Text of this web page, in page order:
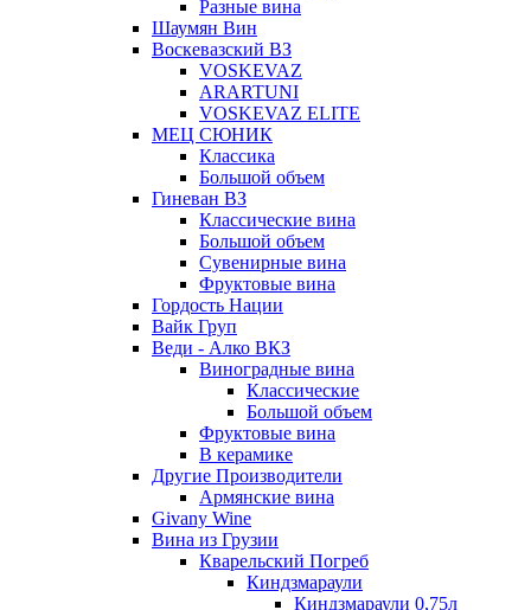
Разные вина
Шаумян Вин
Воскевазский ВЗ
VOSKEVAZ
ARARTUNI
VOSKEVAZ ELITE
МЕЦ СЮНИК
Классика
Большой объем
Гиневан ВЗ
Классические вина
Большой объем
Сувенирные вина
Фруктовые вина
Гордость Нации
Вайк Груп
Веди - Алко ВКЗ
Виноградные вина
Классические
Большой объем
Фруктовые вина
В керамике
Другие Производители
Армянские вина
Givany Wine
Вина из Грузии
Кварельский Погреб
Киндзмараули
Киндзмараули 0,75л